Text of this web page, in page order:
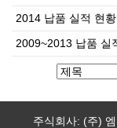
2014 납품 실적 현황
2009~2013 납품 실
주식회사: (주)